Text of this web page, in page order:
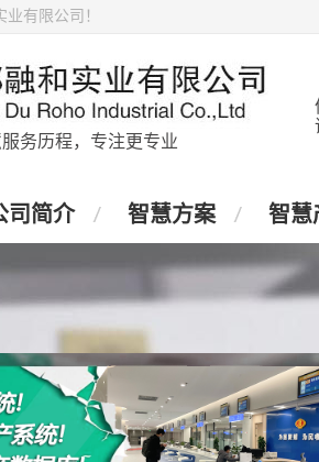
有限公司！
务历程，专注更专业
司简介 智慧方案 智慧